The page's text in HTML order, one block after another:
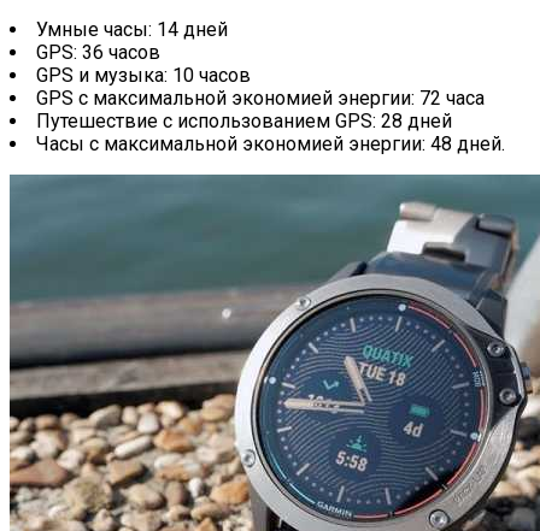
Умные часы: 14 дней
GPS: 36 часов
GPS и музыка: 10 часов
GPS с максимальной экономией энергии: 72 часа
Путешествие с использованием GPS: 28 дней
Часы с максимальной экономией энергии: 48 дней.